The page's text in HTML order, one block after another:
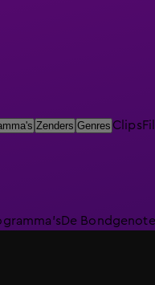
Zenders Genres Clips
De